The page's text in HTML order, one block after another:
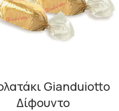
Gianduiotto
Δίφουντο